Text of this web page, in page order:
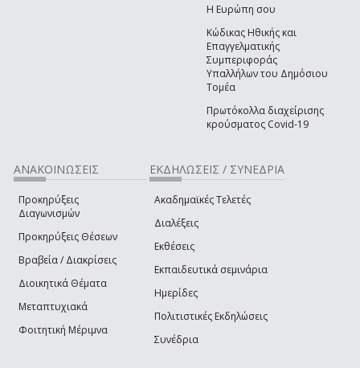
Η Ευρώπη σου
Κώδικας Ηθικής και
Επαγγελματικής
Συμπεριφοράς
Υπαλλήλων του Δημόσιου
Τομέα
Πρωτόκολλα διαχείρισης
κρούσματος Covid-19
ΑΝΑΚΟΙΝΩΣΕΙΣ
Προκηρύξεις
Διαγωνισμών
Προκηρύξεις Θέσεων
Βραβεία / Διακρίσεις
Διοικητικά Θέματα
Μεταπτυχιακά
Φοιτητική Μέριμνα
ΕΚΔΗΛΩΣΕΙΣ / ΣΥΝΕΔΡΙΑ
Ακαδημαϊκές Τελετές
Διαλέξεις
Εκθέσεις
Εκπαιδευτικά σεμινάρια
Ημερίδες
Πολιτιστικές Εκδηλώσεις
Συνέδρια